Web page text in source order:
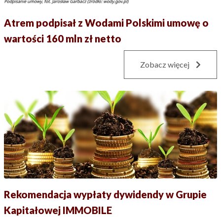
Atrem podpisał z Wodami Polskimi umowę o
wartości 160 mln zł netto
Zobacz więcej
Rekomendacja wypłaty dywidendy w Grupie
Kapitałowej IMMOBILE